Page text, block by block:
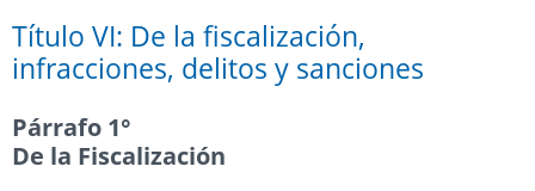
Título VI: De la fiscalización,
infracciones, delitos y sanciones
Párrafo 1°
De la Fiscalización